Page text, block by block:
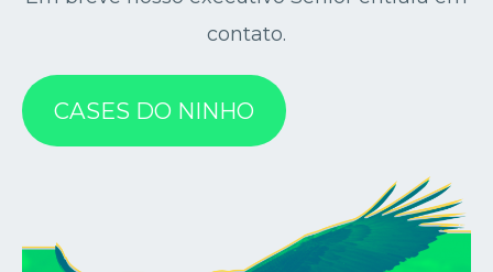
contato.
CASES DO NINHO